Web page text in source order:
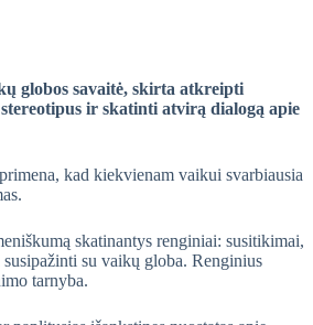
globos savaitė, skirta atkreipti
ir skatinti atvirą dialogą apie
kad kiekvienam vaikui svarbiausia
skatinantys renginiai: susitikimai,
su vaikų globa. Renginius
tarnyba.